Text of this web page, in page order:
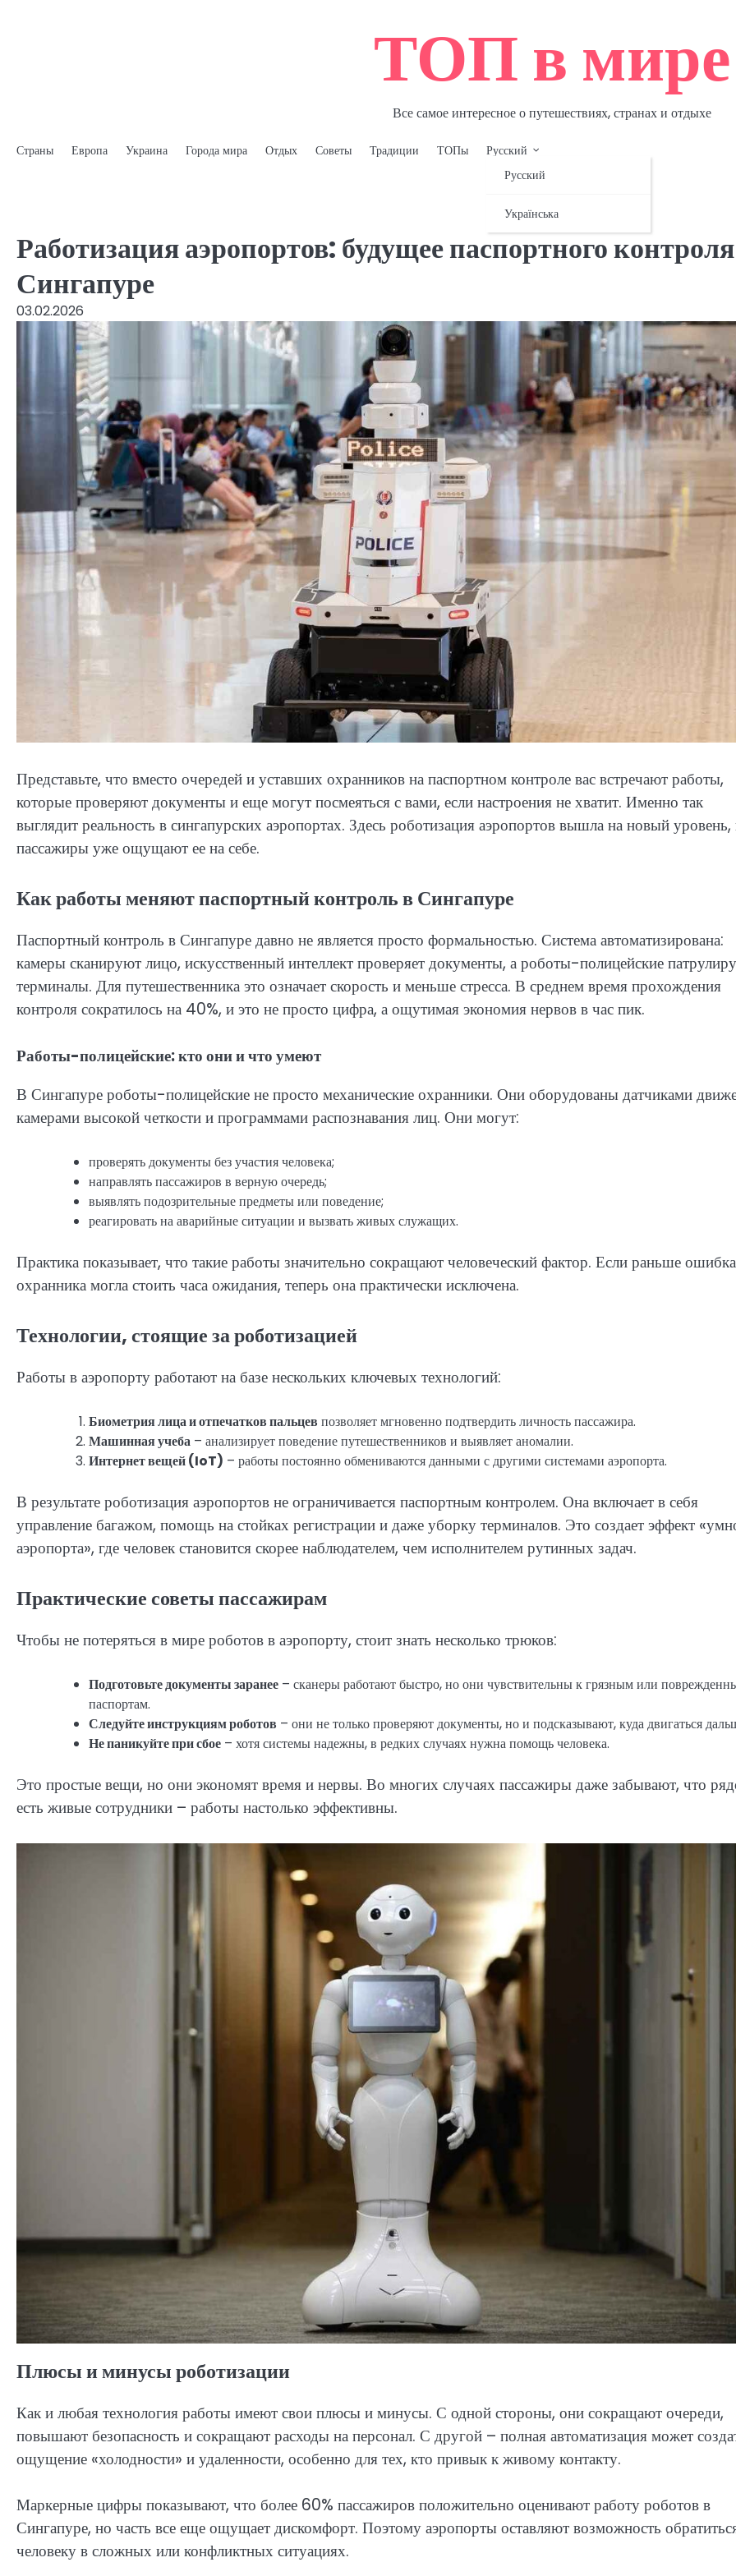
ТОП в мире
Все самое интересное о путешествиях, странах и отдыхе
Страны Европа Украина Города мира Отдых Советы Традиции ТОПы
Русский
Русский
Українська
Работизация аэропортов: будущее паспортного
Сингапуре
03.02.2026
Представьте, что вместо очередей и уставших охранников на паспортном контроле вас встречают работы,
которые проверяют документы и еще могут посмеяться с вами, если настроения не хватит. Именно так
выглядит реальность в сингапурских аэропортах. Здесь роботизация аэропортов вышла на новый уровень,
пассажиры уже ощущают ее на себе.
Как работы меняют паспортный контроль в Сингапуре
Паспортный контроль в Сингапуре давно не является просто формальностью. Система автоматизирована:
камеры сканируют лицо, искусственный интеллект проверяет документы, а роботы-полицейские
терминалы. Для путешественника это означает скорость и меньше стресса. В среднем время прохождения
контроля сократилось на 40%, и это не просто цифра, а ощутимая экономия нервов в час пик.
Работы-полицейские: кто они и что умеют
В Сингапуре роботы-полицейские не просто механические охранники. Они оборудованы датчиками
камерами высокой четкости и программами распознавания лиц. Они могут:
проверять документы без участия человека;
направлять пассажиров в верную очередь;
выявлять подозрительные предметы или поведение;
реагировать на аварийные ситуации и вызвать живых служащих.
Практика показывает, что такие работы значительно сокращают человеческий фактор. Если раньше ошибка
охранника могла стоить часа ожидания, теперь она практически исключена.
Технологии, стоящие за роботизацией
Работы в аэропорту работают на базе нескольких ключевых технологий:
Биометрия лица и отпечатков пальцев позволяет мгновенно подтвердить личность пассажира.
Машинная учеба – анализирует поведение путешественников и выявляет аномалии.
Интернет вещей (IoT) – работы постоянно обмениваются данными с другими системами аэропорта.
В результате роботизация аэропортов не ограничивается паспортным контролем. Она включает в себя
управление багажом, помощь на стойках регистрации и даже уборку терминалов. Это создает эффект
аэропорта», где человек становится скорее наблюдателем, чем исполнителем рутинных задач.
Практические советы пассажирам
Чтобы не потеряться в мире роботов в аэропорту, стоит знать несколько трюков:
Подготовьте документы заранее – сканеры работают быстро, но они чувствительны к грязным или
паспортам.
Следуйте инструкциям роботов – они не только проверяют документы, но и подсказывают, куда двигаться
Не паникуйте при сбое – хотя системы надежны, в редких случаях нужна помощь человека.
Это простые вещи, но они экономят время и нервы. Во многих случаях пассажиры даже забывают, что
есть живые сотрудники – работы настолько эффективны.
Плюсы и минусы роботизации
Как и любая технология работы имеют свои плюсы и минусы. С одной стороны, они сокращают очереди,
повышают безопасность и сокращают расходы на персонал. С другой – полная автоматизация может
ощущение «холодности» и удаленности, особенно для тех, кто привык к живому контакту.
Маркерные цифры показывают, что более 60% пассажиров положительно оценивают работу роботов в
Сингапуре, но часть все еще ощущает дискомфорт. Поэтому аэропорты оставляют возможность
человеку в сложных или конфликтных ситуациях.